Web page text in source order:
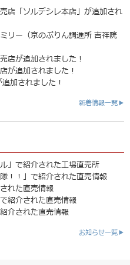
店「ソルデシレ本店」が追加され
リー（京のぷりん調進所 吉祥院
が追加されました！
が追加されました！
加されました！
新着情報一覧▶
」で紹介された工場直売所
！！」で紹介された直売情報
れた直売情報
紹介された直売情報
介された直売情報
お知らせ一覧▶